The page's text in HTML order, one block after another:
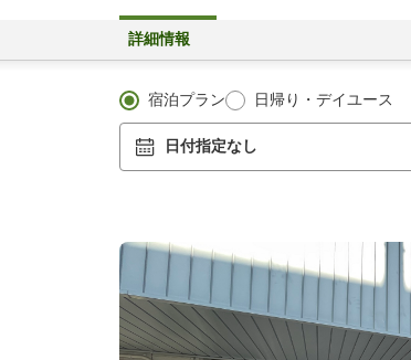
詳細情報
宿泊プラン 日帰り・デイユース
日付指定なし